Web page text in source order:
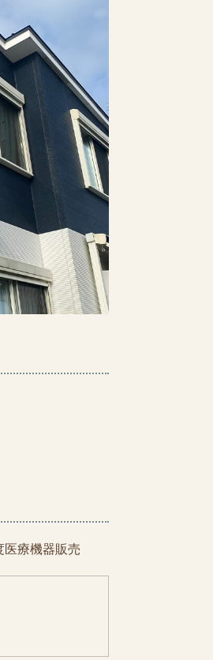
療機器販売